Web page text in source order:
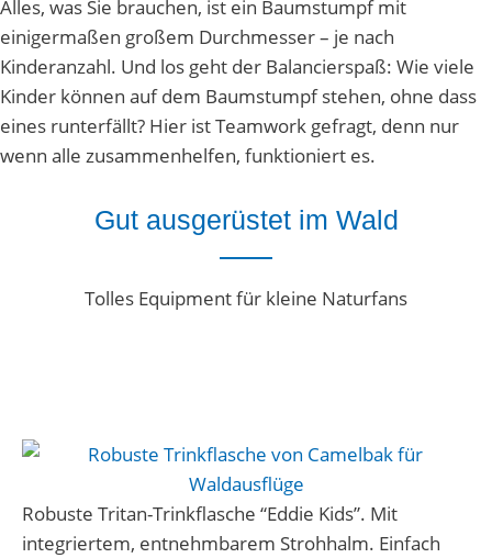
Alles, was Sie brauchen, ist ein Baumstumpf mit
einigermaßen großem Durchmesser – je nach
Kinderanzahl. Und los geht der Balancierspaß: Wie viele
Kinder können auf dem Baumstumpf stehen, ohne dass
eines runterfällt? Hier ist Teamwork gefragt, denn nur
wenn alle zusammenhelfen, funktioniert es.
Gut ausgerüstet im Wald
Tolles Equipment für kleine Naturfans
Robuste Tritan-Trinkflasche “Eddie Kids”. Mit
integriertem, entnehmbarem Strohhalm. Einfach